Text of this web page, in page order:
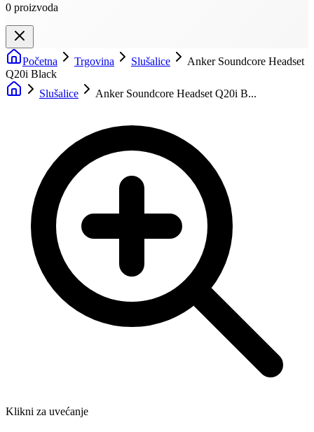
0 proizvoda
Početna Trgovina Slušalice
Anker Soundcore Headset
Q20i Black
Slušalice
Anker Soundcore Headset Q20i B...
Klikni za uvećanje